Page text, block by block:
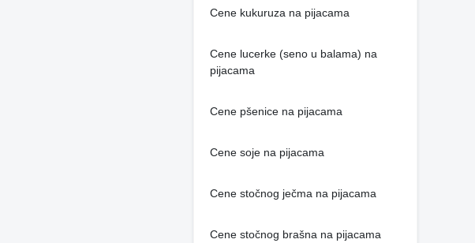
Cene kukuruza na pijacama
Cene lucerke (seno u balama) na
pijacama
Cene pšenice na pijacama
Cene soje na pijacama
Cene stočnog ječma na pijacama
Cene stočnog brašna na pijacama